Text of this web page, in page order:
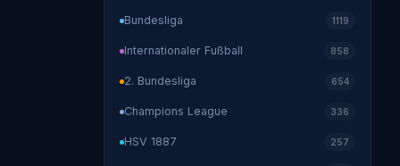
Bundesliga 1119
Internationaler Fußball 858
2. Bundesliga 654
Champions League 336
HSV 1887 257